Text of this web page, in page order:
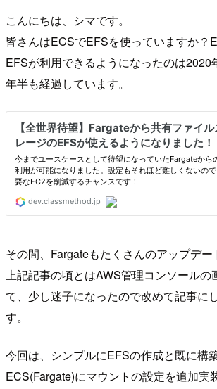
こんにちは、シマです。
皆さんはECSでEFSを使っていますか？
EFSが利用できるようになったのは2020
年半も経過しています。
その間、Fargateもたくさんのアップデー
上記記事の頃とはAWS管理コンソール
て、少し迷子になったので改めて記事に
す。
今回は、シンプルにEFSの作成と既に構
ECS(Fargate)にマウントの設定を追加実